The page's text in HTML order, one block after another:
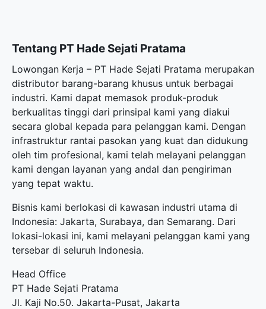
Tentang PT Hade Sejati Pratama
Lowongan Kerja – PT Hade Sejati Pratama merupakan
distributor barang-barang khusus untuk berbagai
industri. Kami dapat memasok produk-produk
berkualitas tinggi dari prinsipal kami yang diakui
secara global kepada para pelanggan kami. Dengan
infrastruktur rantai pasokan yang kuat dan didukung
oleh tim profesional, kami telah melayani pelanggan
kami dengan layanan yang andal dan pengiriman
yang tepat waktu.
Bisnis kami berlokasi di kawasan industri utama di
Indonesia: Jakarta, Surabaya, dan Semarang. Dari
lokasi-lokasi ini, kami melayani pelanggan kami yang
tersebar di seluruh Indonesia.
Head Office
PT Hade Sejati Pratama
Jl. Kaji No.50. Jakarta-Pusat, Jakarta